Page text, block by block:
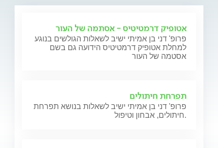
אטופיק דרמטיטיס - אסתמה של העור
פרופ' דני בן אמיתי ישיב לשאלות הגולשים בנוגע
למחלת אטופיק דרמטיטיס הידועה גם בשם
אסטמה של העור
תפרחת חיתולים
פרופ' דני בן אמיתי ישיב לשאלות בנושא תפרחת
חיתולים, אבחון וטיפול.